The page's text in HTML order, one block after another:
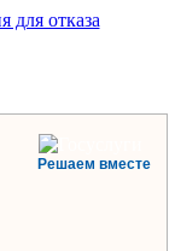
для отказа
Решаем вместе